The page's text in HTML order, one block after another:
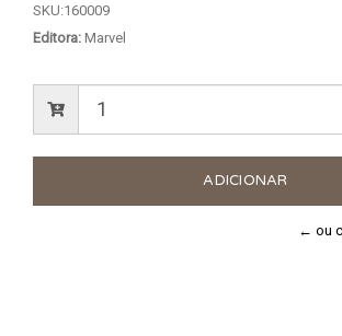
SKU:160009
Editora: Marvel
← ou